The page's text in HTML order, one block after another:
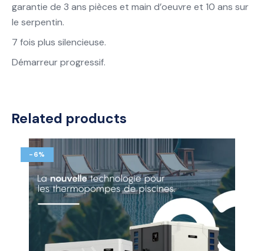
garantie de 3 ans pièces et main d’oeuvre et 10 ans sur
le serpentin.
7 fois plus silencieuse.
Démarreur progressif.
Related products
-6%